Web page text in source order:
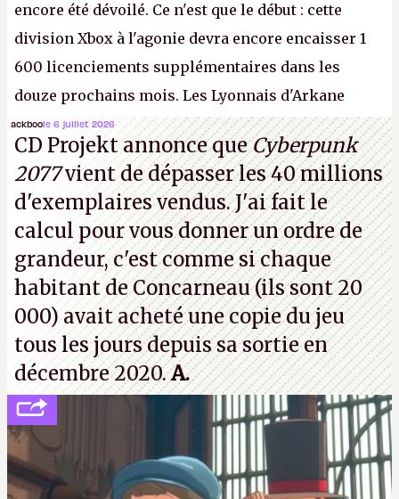
encore été dévoilé. Ce n'est que le début : cette
division Xbox à l'agonie devra encore encaisser 1
600 licenciements supplémentaires dans les
douze prochains mois. Les Lyonnais d'Arkane
(Dishonored, Deathloop) pourraient faire partie des
prochaines victimes, puisque Microsoft a confirmé
vouloir se séparer du studio.A.
ackboole 6 juillet 2026
CD Projekt annonce queCyberpunk
2077vient de dépasser les 40 millions
d'exemplaires vendus. J'ai fait le
calcul pour vous donner un ordre de
grandeur, c'est comme si chaque
habitant de Concarneau (ils sont 20
000) avait acheté une copie du jeu
tous les jours depuis sa sortie en
décembre 2020.A.